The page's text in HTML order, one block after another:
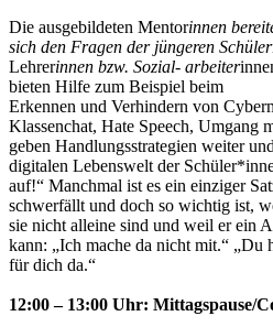
Die ausgebildeten Mentorinnen
sich den Fragen der jüngeren Schüler
Lehrerinnen bzw. Sozial- arbeiter
bieten Hilfe zum Beispiel beim
Erkennen und Verhindern von
Klassenchat, Hate Speech, Umgang
geben Handlungsstrategien weiter
digitalen Lebenswelt der
auf!“ Manchmal ist es ein einziger
schwerfällt und doch so wichtig ist,
sie nicht alleine sind und weil er ein
kann: „Ich mache da nicht mit.“ „Du
für dich da.“
12:00 – 13:00 Uhr: Mittagspause/